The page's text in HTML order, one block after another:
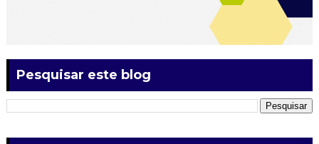
Pesquisar este blog